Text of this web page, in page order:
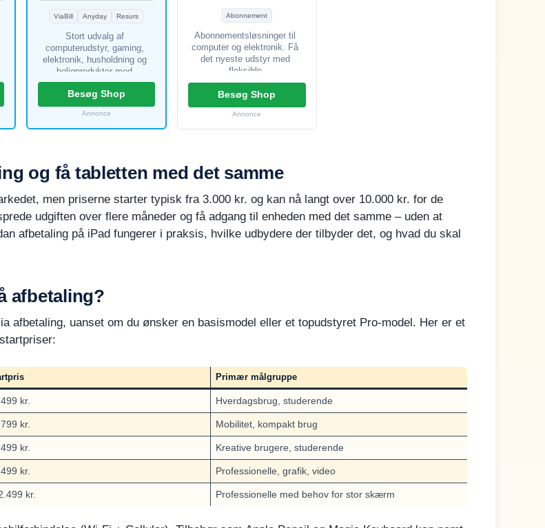
ViaBill Anyday Resurs
Stort udvalg af
computerudstyr, gaming,
elektronik, husholdning og
boligprodukter med
mulighed for betaling via
ViaBill, Anyday eller Resurs
Bank.
Besøg Shop
Annonce
Abonnement
Abonnementsløsninger til
computer og elektronik. Få
det nyeste udstyr med
fleksible
betalingsmuligheder.
Besøg Shop
Annonce
og få tabletten med det samme
men priserne starter typisk fra 3.000 kr. og kan nå langt over 10.000 kr. for de
udgiften over flere måneder og få adgang til enheden med det samme – uden at
afbetaling på iPad fungerer i praksis, hvilke udbydere der tilbyder det, og hvad du skal
afbetaling?
afbetaling, uanset om du ønsker en basismodel eller et topudstyret Pro-model. Her er et
Primær målgruppe
kr. Hverdagsbrug, studerende
kr. Mobilitet, kompakt brug
kr. Kreative brugere, studerende
kr. Professionelle, grafik, video
kr. Professionelle med behov for stor skærm